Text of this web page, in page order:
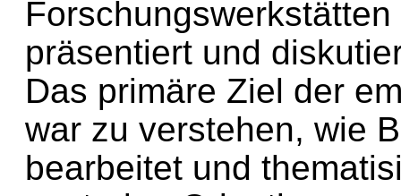
präsentiert und
Das primäre Ziel der
war zu verstehen, wie
bearbeitet und